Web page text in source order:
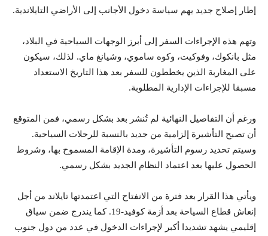
إطار إصلاح جديد يهم سياسة دخول الأجانب إلى الأراضي التايلاندية.
وتهم هذه الإجراءات السفر إلى أبرز الوجهات السياحية في البلاد،
مثل بانكوك، وفوكيت، وكوه ساموي، وشيانغ ماي. لذلك، سيكون
على المغاربة الذين يخططون للسفر بعد هذا التاريخ الاستعداد
مسبقا للإجراءات الإدارية المطلوبة.
ورغم أن التفاصيل النهائية لم تُنشر بعد بشكل رسمي، فمن المتوقع
أن تصبح التأشيرة إلزامية من جديد بالنسبة للرحلات السياحية.
وسيتم تحديد رسوم التأشيرة، ومدة الإقامة المسموح بها، وشروط
الحصول عليها بعد اعتماد النظام الجديد بشكل رسمي.
ويأتي هذا القرار بعد فترة من الانفتاح التي اعتمدتها تايلاند من أجل
إنعاش قطاع السياحة بعد أزمة كوفيد-19. كما يندرج ضمن سياق
إقليمي يشهد تشديدا أكبر لإجراءات الدخول في عدد من دول جنوب